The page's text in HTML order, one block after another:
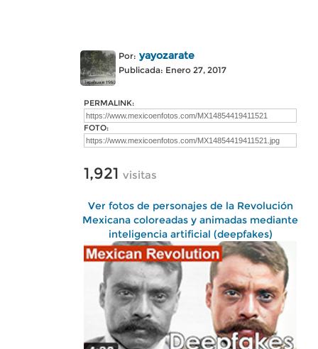
Por: yayozarate
Publicada: Enero 27, 2017
PERMALINK:
FOTO:
1,921 visitas
Ver fotos de personajes de la Revolución
Mexicana coloreadas y animadas mediante
inteligencia artificial (deepfakes)